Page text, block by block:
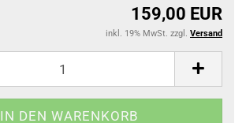
159,00 EUR
inkl. 19% MwSt. zzgl. Versand